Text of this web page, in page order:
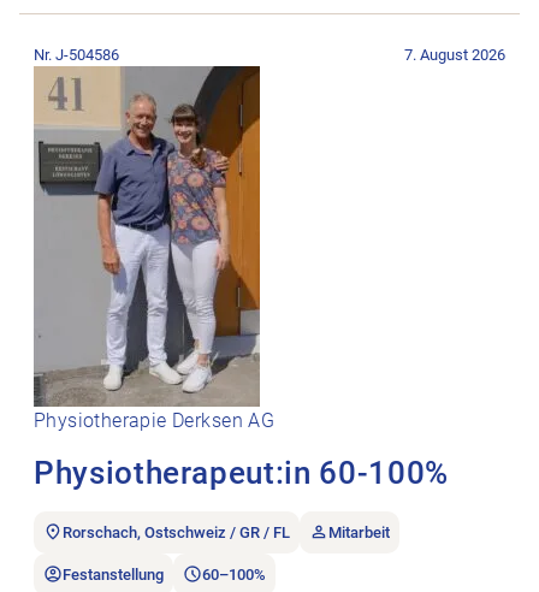
Physiotherapie Derksen AG
Physiotherapeut:in 60-100%
Nr. J-504586 7. August 2026
Rorschach, Ostschweiz / GR / FL Mitarbeit
Festanstellung 60–100%